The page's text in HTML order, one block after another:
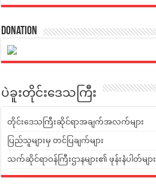
Donation
ပဲခူးတိုင်းဒေသကြီး
တိုင်းဒေသကြီးဆိုင်ရာအချက်အလက်များ
ပြည်သူများမှ တင်ပြချက်များ
သက်ဆိုင်ရာဝန်ကြီးဌာနများ၏ ဖုန်းနံပါတ်များ